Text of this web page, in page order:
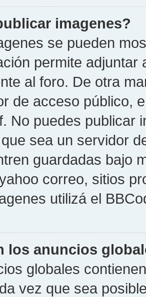
imagenes?
se pueden
permite
al foro. De otra
de acceso público,
No puedes publicar
sea un servidor
guardadas bajo
correo, sitios
utilizá el
los anuncios
globales
vez que sea